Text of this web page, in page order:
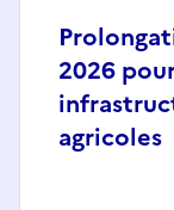
2026
agricoles